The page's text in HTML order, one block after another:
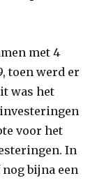
met 4
toen werd er
was het
voor het
In
bijna een